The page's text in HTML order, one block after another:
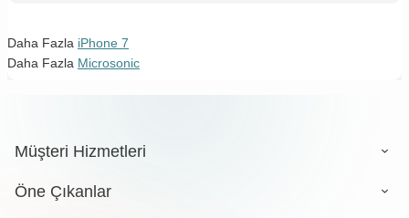
Daha Fazla iPhone 7
Daha Fazla Microsonic
Müşteri Hizmetleri
Öne Çıkanlar